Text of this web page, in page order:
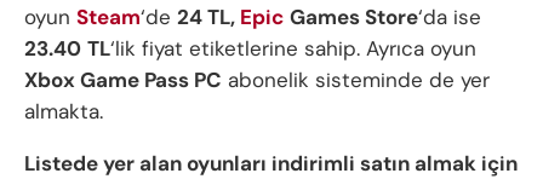
oyun Steam‘de 24 TL, Epic Games Store‘da ise
23.40 TL‘lik fiyat etiketlerine sahip. Ayrıca oyun
Xbox Game Pass PC abonelik sisteminde de yer
almakta.
Listede yer alan oyunları indirimli satın almak için